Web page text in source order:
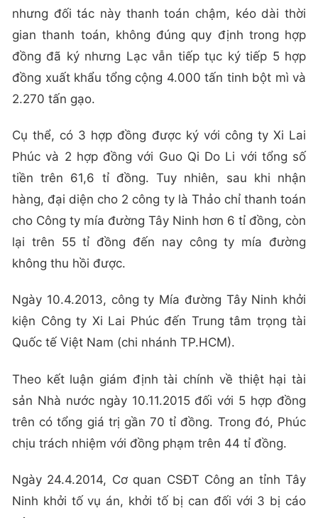
nhưng đối tác này thanh toán chậm, kéo dài thời
gian thanh toán, không đúng quy định trong hợp
đồng đã ký nhưng Lạc vẫn tiếp tục ký tiếp 5 hợp
đồng xuất khẩu tổng cộng 4.000 tấn tinh bột mì và
2.270 tấn gạo.
Cụ thể, có 3 hợp đồng được ký với công ty Xi Lai
Phúc và 2 hợp đồng với Guo Qi Do Li với tổng số
tiền trên 61,6 tỉ đồng. Tuy nhiên, sau khi nhận
hàng, đại diện cho 2 công ty là Thảo chỉ thanh toán
cho Công ty mía đường Tây Ninh hơn 6 tỉ đồng, còn
lại trên 55 tỉ đồng đến nay công ty mía đường
không thu hồi được.
Ngày 10.4.2013, công ty Mía đường Tây Ninh khởi
kiện Công ty Xi Lai Phúc đến Trung tâm trọng tài
Quốc tế Việt Nam (chi nhánh TP.HCM).
Theo kết luận giám định tài chính về thiệt hại tài
sản Nhà nước ngày 10.11.2015 đối với 5 hợp đồng
trên có tổng giá trị gần 70 tỉ đồng. Trong đó, Phúc
chịu trách nhiệm với đồng phạm trên 44 tỉ đồng.
Ngày 24.4.2014, Cơ quan CSĐT Công an tỉnh Tây
Ninh khởi tố vụ án, khởi tố bị can đối với 3 bị cáo